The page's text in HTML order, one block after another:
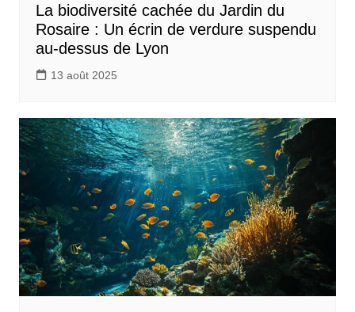
La biodiversité cachée du Jardin du
Rosaire : Un écrin de verdure suspendu
au-dessus de Lyon
13 août 2025